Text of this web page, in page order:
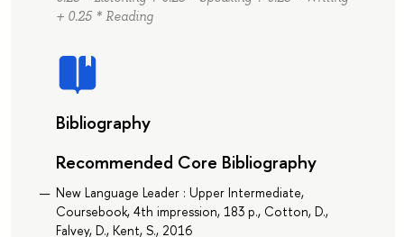
+ 0.25 * Reading
Bibliography
Recommended Core Bibliography
New Language Leader : Upper Intermediate,
Coursebook, 4th impression, 183 p., Cotton, D.,
Falvey, D., Kent, S., 2016